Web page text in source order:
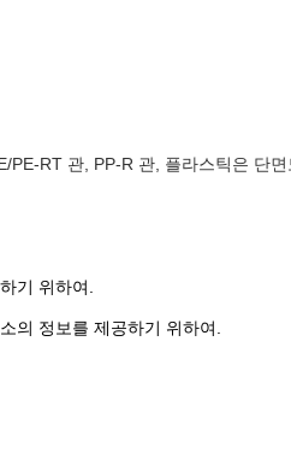
RT 관, PP-R 관, 플라스틱은 단
기 위하여.
의 정보를 제공하기 위하여.